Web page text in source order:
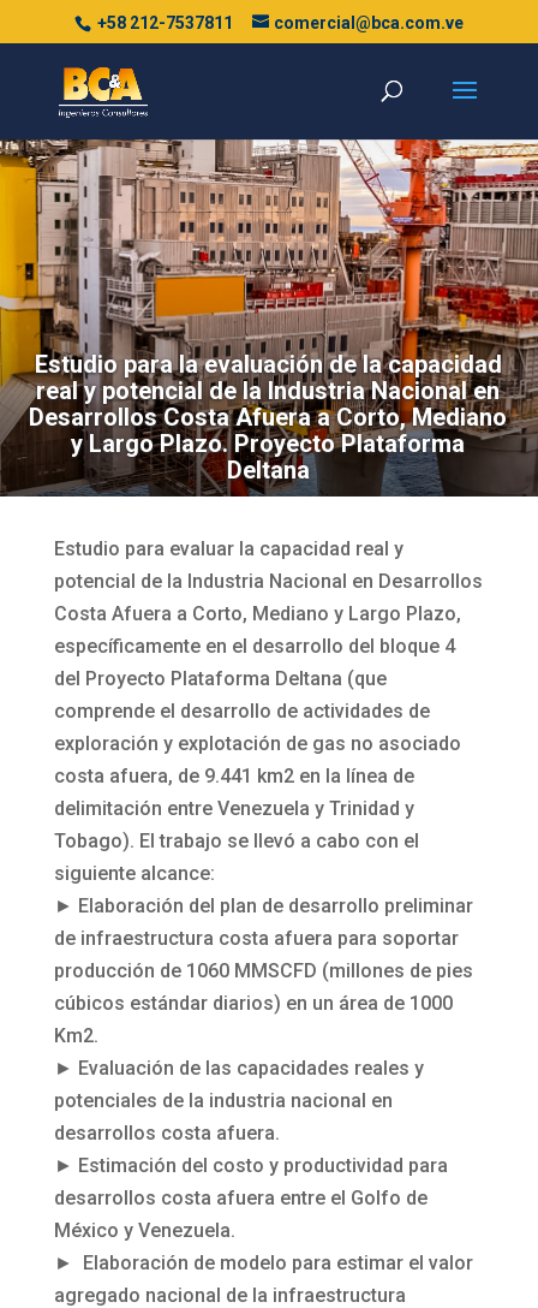
+58 212-7537811 comercial@bca.com.ve
Estudio para la evaluación de la capacidad
real y potencial de la Industria Nacional en
Desarrollos Costa Afuera a Corto, Mediano
y Largo Plazo. Proyecto Plataforma
Deltana
Estudio para evaluar la capacidad real y
potencial de la Industria Nacional en Desarrollos
Costa Afuera a Corto, Mediano y Largo Plazo,
específicamente en el desarrollo del bloque 4
del Proyecto Plataforma Deltana (que
comprende el desarrollo de actividades de
exploración y explotación de gas no asociado
costa afuera, de 9.441 km2 en la línea de
delimitación entre Venezuela y Trinidad y
Tobago). El trabajo se llevó a cabo con el
siguiente alcance:
► Elaboración del plan de desarrollo preliminar
de infraestructura costa afuera para soportar
producción de 1060 MMSCFD (millones de pies
cúbicos estándar diarios) en un área de 1000
Km2.
► Evaluación de las capacidades reales y
potenciales de la industria nacional en
desarrollos costa afuera.
► Estimación del costo y productividad para
desarrollos costa afuera entre el Golfo de
México y Venezuela.
► Elaboración de modelo para estimar el valor
agregado nacional de la infraestructura